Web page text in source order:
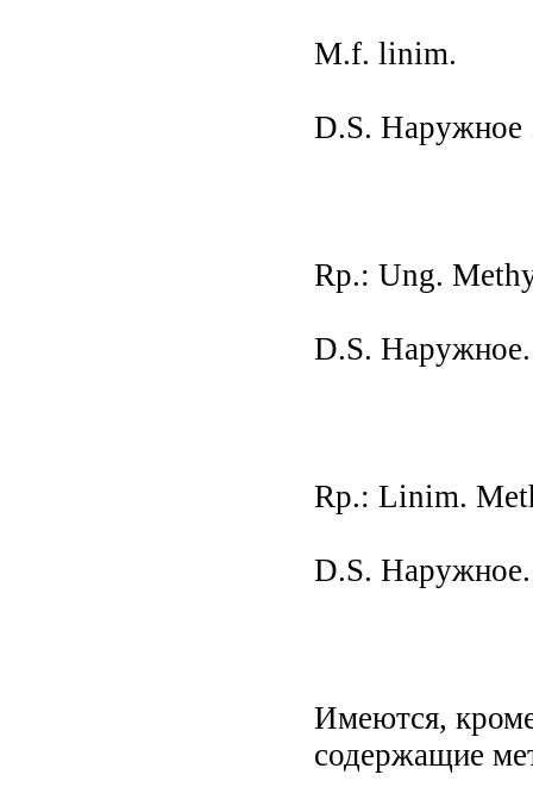
M.f. linim.
D.S. Наружное
Rp.: Ung.
D.S.
Rp.: Linim.
D.S.
Имеются,
содержащие